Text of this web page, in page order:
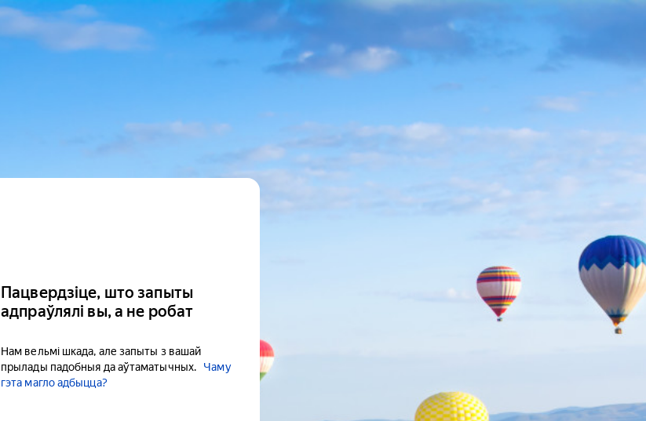
Пацвердзіце, што запыты
адпраўлялі вы, а не робат
Нам вельмі шкада, але запыты з вашай
прылады падобныя да аўтаматычных.
Чаму
гэта магло адбыцца?